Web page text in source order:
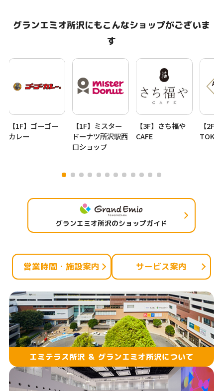
グランエミオ所沢にもこんなショップがございま
す
【1F】ゴーゴー
カレー
【1F】ミスター
ドーナツ所沢駅西
口ショップ
【3F】さち福や
CAFE
【2F
グランエミオ所沢のショップガイド
営業時間・施設案内 サービス案内
エミテラス所沢 ＆ グランエミオ所沢について